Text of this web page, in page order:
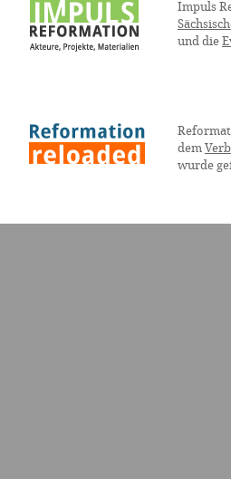
Impuls
und die
dem
wurde